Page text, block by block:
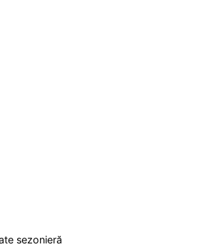
sezonieră